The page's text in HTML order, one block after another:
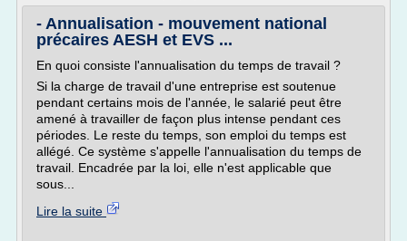
- Annualisation - mouvement national
précaires AESH et EVS ...
En quoi consiste l'annualisation du temps de travail ?
Si la charge de travail d'une entreprise est soutenue
pendant certains mois de l'année, le salarié peut être
amené à travailler de façon plus intense pendant ces
périodes. Le reste du temps, son emploi du temps est
allégé. Ce système s'appelle l'annualisation du temps de
travail. Encadrée par la loi, elle n'est applicable que
sous...
Lire la suite